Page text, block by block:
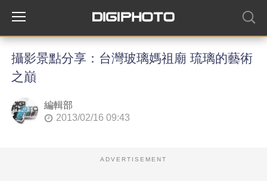
攝影景點分享：台灣玻璃媽祖廟 琉璃的藝術
之巔
編輯部
2013/02/16 09:43
ADVERTISEMENT